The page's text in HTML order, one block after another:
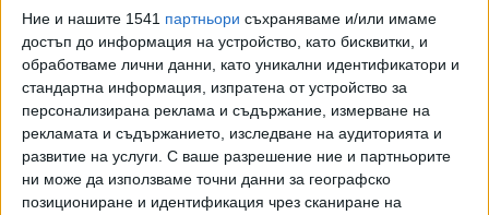
Ние и нашите 1541 партньори съхраняваме и/или имаме
достъп до информация на устройство, като бисквитки, и
обработваме лични данни, като уникални идентификатори и
стандартна информация, изпратена от устройство за
персонализирана реклама и съдържание, измерване на
рекламата и съдържанието, изследване на аудиторията и
развитие на услуги. С ваше разрешение ние и партньорите
ни може да използваме точни данни за географско
позициониране и идентификация чрез сканиране на
Предварително попълнените данъчни декларации за
данъкоплатците с персонален идентификационен код
ПИК или електронен подпис, ще бъдат достъпни
наПортала за електронни услуги на НАПв началото на
март. До края на февруари всички работодатели трябва
да подадат справки в приходната агенция за изплатените
възнаграждения през миналата година и начислените
осигуровки и данъци върху тях.